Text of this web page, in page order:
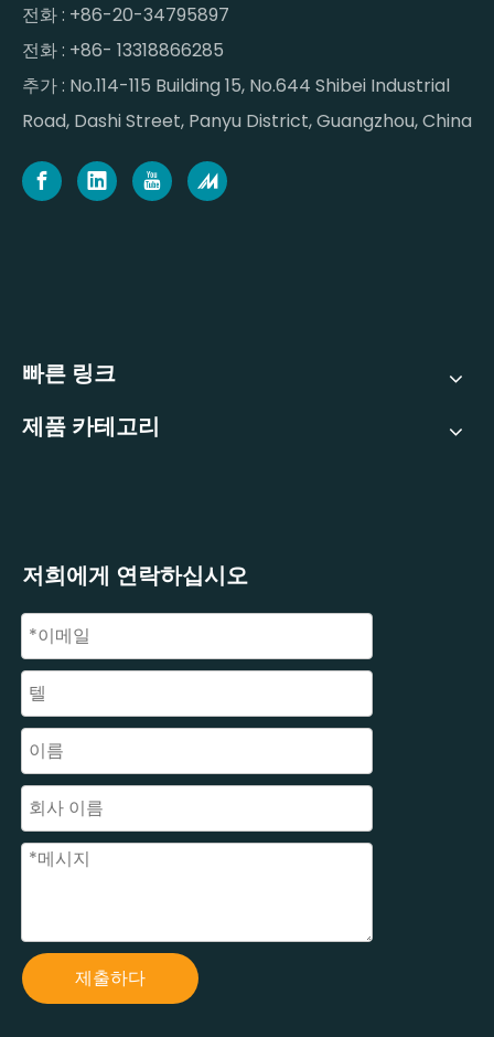
전화 : +86-20-34795897
전화 : +86- 13318866285
추가 : No.114-115 Building 15, No.644 Shibei Industrial
Road, Dashi Street, Panyu District, Guangzhou, China
빠른 링크
제품 카테고리
저희에게 연락하십시오
제출하다